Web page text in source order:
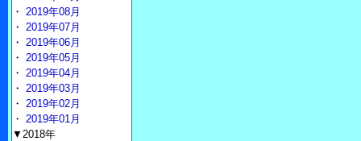
・ 2019年08月
・ 2019年07月
・ 2019年06月
・ 2019年05月
・ 2019年04月
・ 2019年03月
・ 2019年02月
・ 2019年01月
▼2018年